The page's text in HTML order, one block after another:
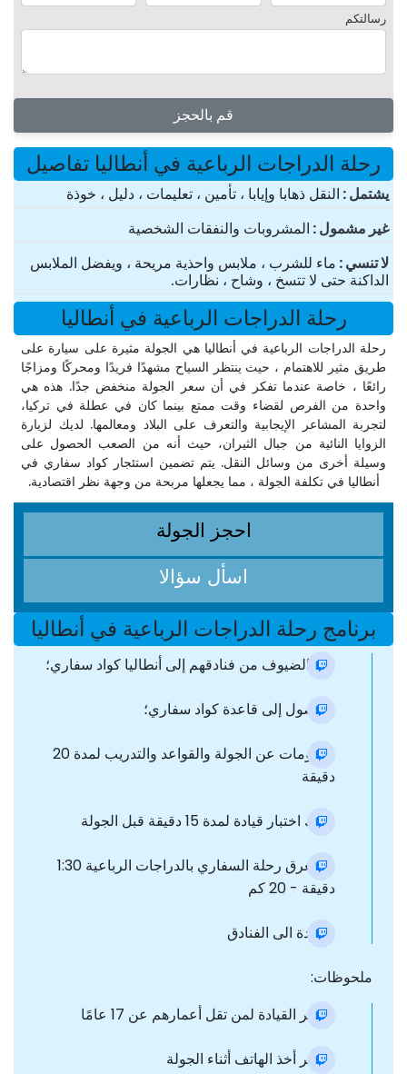
رسالتكم
قم بالحجز
رحلة الدراجات الرباعية في أنطاليا تفاصيل
یشتمل النقل ذهابا وإيابا ، تأمين ، تعليمات ، دليل ، خوذة
غير مشمول المشروبات والنفقات الشخصية
لا تنسي ماء للشرب ، ملابس واحذية مريحة ، ويفضل الملابس
الداكنة حتى لا تتسخ ، وشاح ، نظارات.
رحلة الدراجات الرباعية في أنطاليا
رحلة الدراجات الرباعية في أنطاليا هي الجولة مثيرة على سيارة على
طريق مثير للاهتمام ، حيث ينتظر السياح مشهدًا فريدًا ومحركًا ومزاجًا
رائعًا ، خاصة عندما تفكر في أن سعر الجولة منخفض جدًا. هذه هي
واحدة من الفرص لقضاء وقت ممتع بينما كان في عطلة في تركيا،
لتجربة المشاعر الإيجابية والتعرف على البلاد ومعالمها. لديك لزيارة
الزوايا النائية من جبال الثيران، حيث أنه من الصعب الحصول على
وسيلة أخرى من وسائل النقل. يتم تضمين استئجار كواد سفاري في
أنطاليا في تكلفة الجولة ، مما يجعلها مربحة من وجهة نظر اقتصادية.
احجز الجولة
اسأل سؤالا
برنامج رحلة الدراجات الرباعية في أنطاليا
نقل الضيوف من فنادقهم إلى أنطاليا كواد سفاري؛
الوصول إلى قاعدة كواد سفاري؛
.معلومات عن الجولة والقواعد والتدريب لمدة 20
دقيقة
.هناك اختبار قيادة لمدة 15 دقيقة قبل الجولة
.تستغرق رحلة السفاري بالدراجات الرباعية 1:30
دقيقة - 20 كم
.العودة الى الفنادق
ملحوظات:
.يحظر القيادة لمن تقل أعمارهم عن 17 عامًا
.يحظر أخذ الهاتف أثناء الجولة